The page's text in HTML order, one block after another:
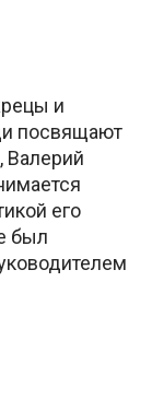
и
посвящают
Валерий
его
был